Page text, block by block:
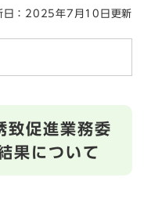
日：2025年7月10日更新
致促進業務委
果について